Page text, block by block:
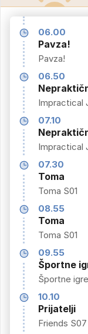
06.00
Pavza!
Pavza!
06.50
Impractical
07.10
Impractical
07.30
Toma
Toma S01
08.55
Toma
Toma S01
09.55
Športne
Športne
10.10
Prijatelji
Friends S07